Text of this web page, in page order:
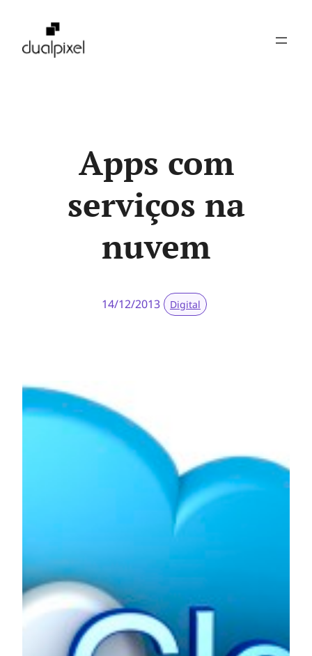
Apps com
serviços na
nuvem
14/12/2013 Digital